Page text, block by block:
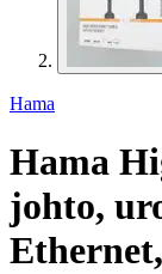
Hama
Hama
johto,